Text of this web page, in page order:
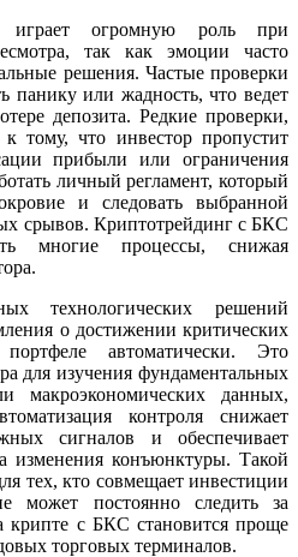
играет огромную роль при
так как эмоции часто
решения. Частые проверки
панику или жадность, что ведет
депозита. Редкие проверки,
тому, что инвестор пропустит
прибыли или ограничения
личный регламент, который
и следовать выбранной
срывов. Криптотрейдинг с БКС
многие процессы, снижая
технологических решений
о достижении критических
автоматически. Это
для изучения фундаментальных
макроэкономических данных,
контроля снижает
сигналов и обеспечивает
изменения конъюнктуры. Такой
тех, кто совмещает инвестиции
может постоянно следить за
крипте с БКС становится проще
торговых терминалов.